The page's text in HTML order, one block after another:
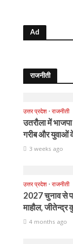
Ad
राजनीती
उत्तर प्रदेश • राजनीती
उतरौला में
गरीब और युवाओं
3 weeks ago
उत्तर प्रदेश • राजनीती
2027 चुनाव से
माहौल, जीतेन्द्र
4 months ago